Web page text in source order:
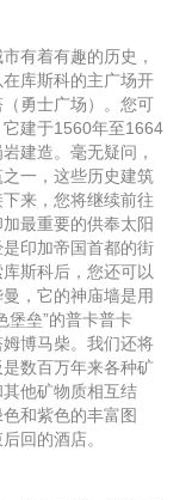
有着有趣的历史，
库斯科的主广场开
勇士广场）。您可
建于1560年至1664
建造。毫无疑问，
一，这些历史建筑
来，您将继续前往
最重要的供奉太阳
印加帝国首都的街
斯科后，您还可以
，它的神庙墙是用
堡垒”的普卡普卡
博马柴。我们还将
数百万年来各种矿
他矿物质相互结
和紫色的丰富图
回的酒店。